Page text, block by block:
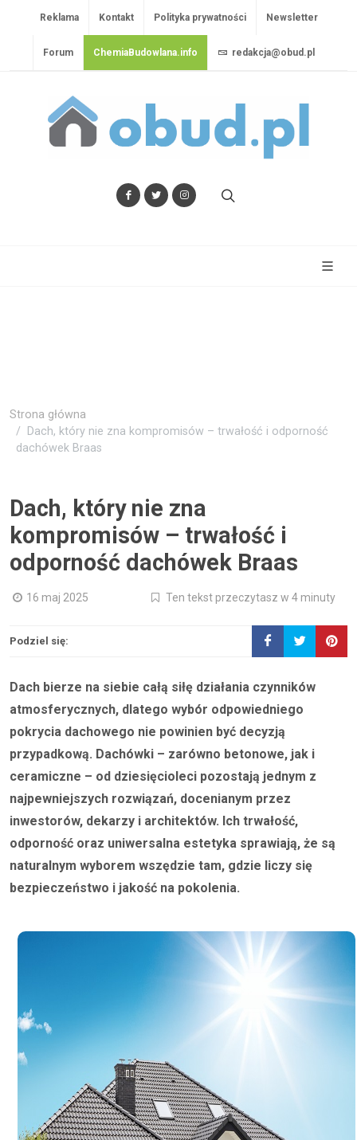
Reklama Kontakt Polityka prywatności Newsletter
Forum ChemiaBudowlana.info redakcja@obud.pl
Strona główna
Dach, który nie zna kompromisów – trwałość i odporność
dachówek Braas
Dach, który nie zna
kompromisów – trwałość i
odporność dachówek Braas
16 maj 2025 Ten tekst przeczytasz w 4 minuty
Podziel się:
Dach bierze na siebie całą siłę działania czynników
atmosferycznych, dlatego wybór odpowiedniego
pokrycia dachowego nie powinien być decyzją
przypadkową. Dachówki – zarówno betonowe, jak i
ceramiczne – od dziesięcioleci pozostają jednym z
najpewniejszych rozwiązań, docenianym przez
inwestorów, dekarzy i architektów. Ich trwałość,
odporność oraz uniwersalna estetyka sprawiają, że są
naturalnym wyborem wszędzie tam, gdzie liczy się
bezpieczeństwo i jakość na pokolenia.